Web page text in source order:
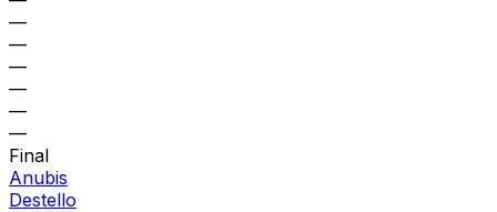
—
—
—
—
—
—
Final
Anubis
Destello